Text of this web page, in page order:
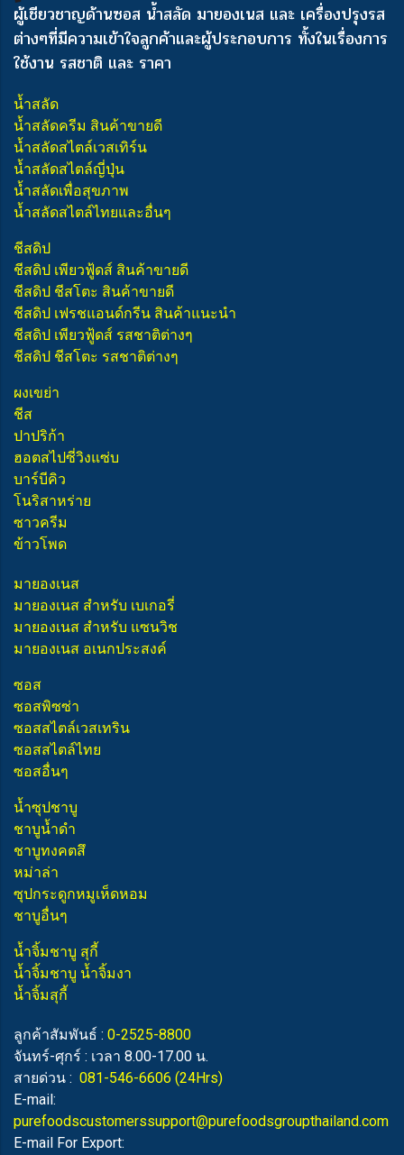
ผู้เชียวชาญด้านซอส น้ำสลัด มายองเนส และ เครื่องปรุงรส
ต่างๆที่มีความเข้าใจลูกค้าและผู้ประกอบการ ทั้งในเรื่องการ
ใช้งาน รสชาติ และ ราคา
น้ำสลัด
น้ำสลัดครีม สินค้าขายดี
น้ำสลัดสไตล์เวสเทิร์น
น้ำสลัดสไตล์ญี่ปุ่น
น้ำสลัดเพื่อสุขภาพ
น้ำสลัดสไตล์ไทยและอื่นๆ
ชีสดิป
ชีสดิป เพียวฟู้ดส์ สินค้าขายดี
ชีสดิป ชีสโตะ สินค้าขายดี
ชีสดิป เฟรชแอนด์กรีน สินค้าแนะนำ
ชีสดิป เพียวฟู้ดส์ รสชาติต่างๆ
ชีสดิป ชีสโตะ รสชาติต่างๆ
ผงเขย่า
ชีส
ปาปริก้า
ฮอตสไปซี่วิงแซ่บ
บาร์บีคิว
โนริสาหร่าย
ซาวครีม
ข้าวโพด
มายองเนส
มายองเนส สำหรับ เบเกอรี่
มายองเนส สำหรับ แซนวิช
มายองเนส อเนกประสงค์
ซอส
ซอสพิซซ่า
ซอสสไตล์เวสเทริน
ซอสสไตล์ไทย
ซอสอื่นๆ
น้ำซุปชาบู
ชาบูน้ำดำ
ชาบูทงคตสึ
หม่าล่า
ซุปกระดูกหมูเห็ดหอม
ชาบูอื่นๆ
น้ำจิ้มชาบู สุกี้
น้ำจิ้มชาบู น้ำจิ้มงา
น้ำจิ้มสุกี้
ลูกค้าสัมพันธ์ : 0-2525-8800
จันทร์-ศุกร์ : เวลา 8.00-17.00 น.
สายด่วน : 081-546-6606 (24Hrs)
E-mail:
purefoodscustomerssupport@purefoodsgroupthailand.com
E-mail For Export: